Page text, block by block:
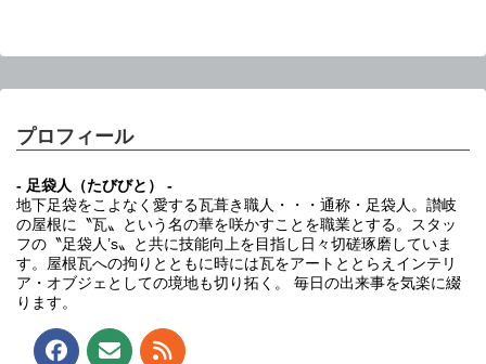
プロフィール
- 足袋人（たびびと） -
地下足袋をこよなく愛する瓦葺き職人・・・通称・足袋人。讃岐
の屋根に〝瓦〟という名の華を咲かすことを職業とする。スタッ
フの〝足袋人’s〟と共に技能向上を目指し日々切磋琢磨していま
す。屋根瓦への拘りとともに時には瓦をアートととらえインテリ
ア・オブジェとしての境地も切り拓く。 毎日の出来事を気楽に綴
ります。